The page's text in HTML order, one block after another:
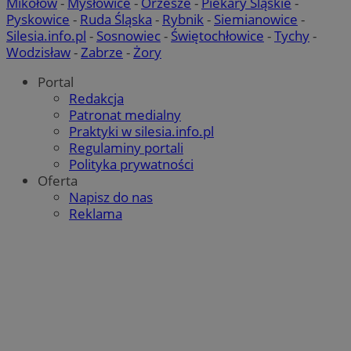
Pyskowice - Ruda Śląska - Rybnik- Siemianowice -
Silesia.info.pl - Sosnowiec- Świętochłowice -Tychy-
Wodzisław-Zabrze -Żory
Portal
Redakcja
Patronat medialny
Praktyki w silesia.info.pl
Regulaminy portali
Polityka prywatności
Oferta
Napisz do nas
Reklama
CookieScriptConsent